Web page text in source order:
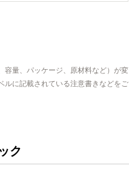
容量、パッケージ、原材料など）が変
ルに記載されている注意書きなどをご
ク